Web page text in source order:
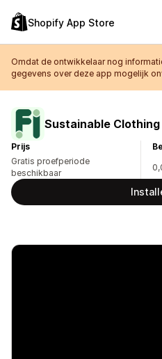
Shopify App Store
Omdat de ontwikkelaar nog
gegevens over deze app mogelijk
Sustainable Clothing
Prijs
Gratis proefperiode
beschikbaar